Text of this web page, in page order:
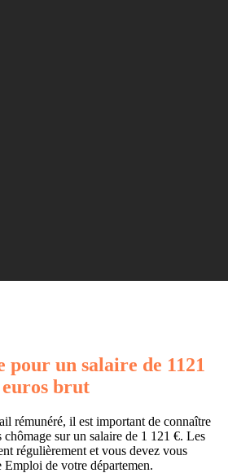
pour un salaire de 1121
euros brut
rémunéré, il est important de connaître
sur un salaire de 1 121 €. Les
régulièrement et vous devez vous
Emploi de votre départemen.